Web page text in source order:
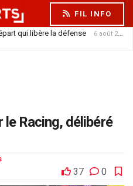
FIL INFO
qui libère la défense 6 août 2026
le Racing, délibéré
37 0